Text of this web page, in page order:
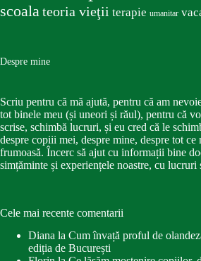
scoala teoria vieţii terapie umanitar
Despre mine
Scriu pentru că mă ajută, pentru că am
tot binele meu (și uneori și răul), pentru că
scrise, schimbă lucruri, și eu cred că le
despre copiii mei, despre mine, despre tot ce
frumoasă. Încerc să ajut cu informații bine
simțăminte și experiențele noastre, cu lucruri
Cele mai recente comentarii
Diana la Cum învață proful de
ediția de București